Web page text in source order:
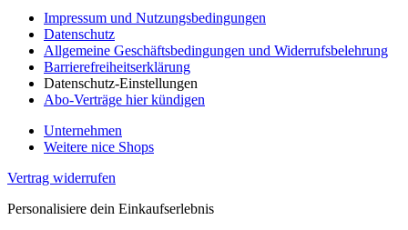
Impressum und Nutzungsbedingungen
Datenschutz
Allgemeine Geschäftsbedingungen und Widerrufsbelehrung
Barrierefreiheitserklärung
Datenschutz-Einstellungen
Abo-Verträge hier kündigen
Unternehmen
Weitere nice Shops
Vertrag widerrufen
Personalisiere dein Einkaufserlebnis